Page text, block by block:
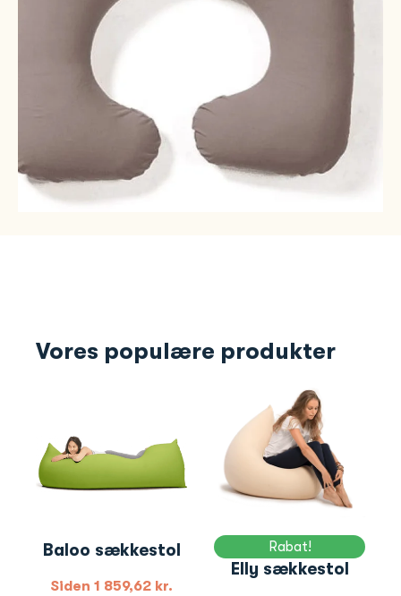
Vores populære produkter
Baloo sækkestol
Siden 1 859,62 kr.
Rabat!
Elly sækkestol